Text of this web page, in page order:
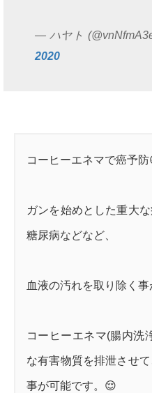
— ハヤト
2020
コーヒーエネマで癌予防
ガンを始めとした重大
糖尿病などなど、
血液の汚れを取り除く事
コーヒーエネマ(腸内洗
な有害物質を排泄させ
事が可能です。😌